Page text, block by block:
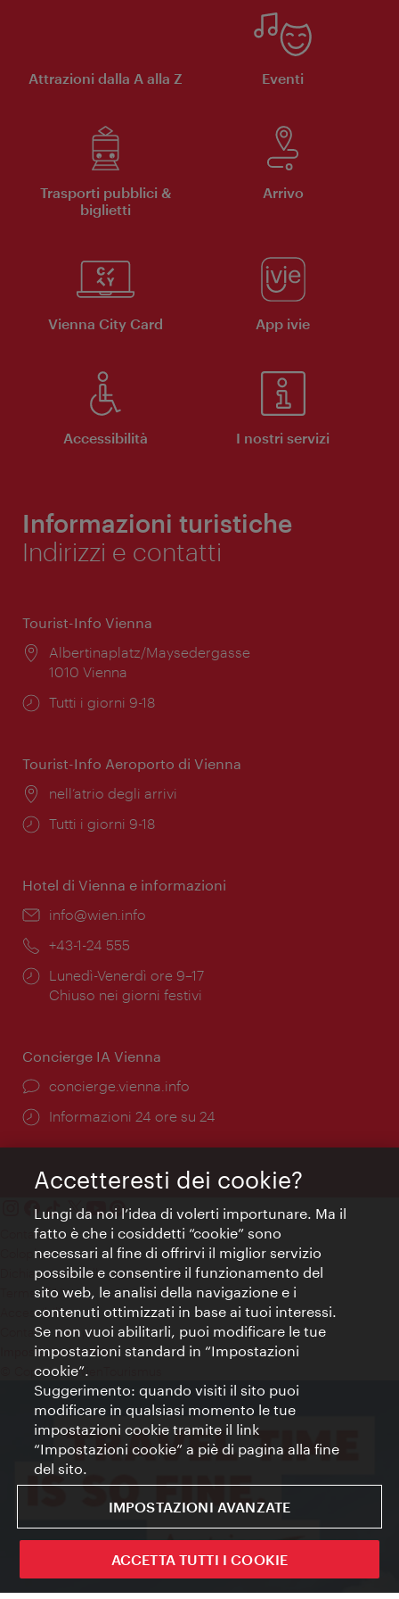
Attrazioni dalla A alla Z Eventi
Trasporti pubblici &
biglietti
Arrivo
Vienna City Card App ivie
Accessibilità I nostri servizi
Informazioni turistiche
Indirizzi e contatti
Tourist-Info Vienna
Posizione:
Albertinaplatz/Maysedergasse
1010 Vienna
Orari
Tutti i giorni 9-18
Tourist-Info Aeroporto di Vienna
Posizione:
nell’atrio degli arrivi
Orari
Tutti i giorni 9-18
Hotel di Vienna e informazioni
Email:
info@wien.info
Telefono:
+43-1-24 555
Orari
di
Lunedì-Venerdì ore 9–17
Chiuso nei giorni festivi
Concierge IA Vienna
Ort:
concierge.vienna.info
Öffnungszeiten:
Informazioni 24 ore su 24
Contatti
Colophon
Dichiarazione sulla protezione dei dati
Terms of Use
Accessibilità
Contatto stampa
Impostazioni cookie
© Copyright WienTourismus
Accetteresti dei cookie?
Lungi da noi l’idea di volerti importunare. Ma il
fatto è che i cosiddetti “cookie” sono
necessari al fine di offrirvi il miglior servizio
possibile e consentire il funzionamento del
sito web, le analisi della navigazione e i
contenuti ottimizzati in base ai tuoi interessi.
Se non vuoi abilitarli, puoi modificare le tue
impostazioni standard in “Impostazioni
cookie”.
Suggerimento: quando visiti il sito puoi
modificare in qualsiasi momento le tue
impostazioni cookie tramite il link
“Impostazioni cookie” a piè di pagina alla fine
del sito.
IMPOSTAZIONI AVANZATE
ACCETTA TUTTI I COOKIE